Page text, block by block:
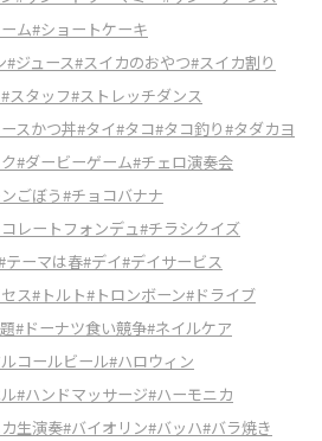
ム#ショートケーキ
#ジュース#スイカのおやつ#スイカ割り
#スタッフ#ストレッチダンス
スかつ丼#タイ#タコ#タコ釣り#タダカヨ
#ダービーゲーム#チェロ演奏会
ごぼう#チョコバナナ
レートフォンデュ#チラシクイズ
テーマは春#デイ#デイサービス
ス#トルト#トロンボーン#ドライブ
#ドーナツ食い競争#ネイルケア
コールビール#ハロウィン
#ハンドマッサージ#ハーモニカ
生演奏#バイオリン#バッハ#バラ焼き